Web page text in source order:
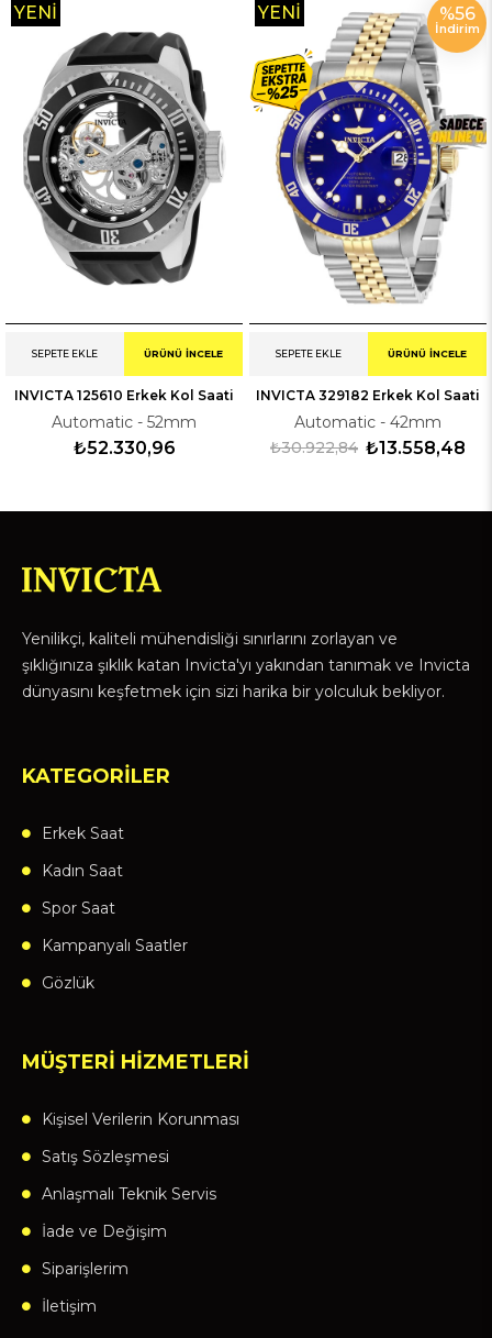
INVICTA 125610 Erkek Kol Saati
Automatic - 52mm
₺52.330,96
SEPETE EKLE ÜRÜNÜ İNCELE
YENI
INVICTA 329182 Erkek Kol Saati
Automatic - 42mm
₺13.558,48
₺30.922,84
SEPETE EKLE ÜRÜNÜ İNCELE
%56
İndirim
YENI
Yenilikçi, kaliteli mühendisliği sınırlarını zorlayan ve
şıklığınıza şıklık katan Invicta'yı yakından tanımak ve Invicta
dünyasını keşfetmek için sizi harika bir yolculuk bekliyor.
KATEGORİLER
Erkek Saat
Kadın Saat
Spor Saat
Kampanyalı Saatler
Gözlük
MÜŞTERİ HİZMETLERİ
Kişisel Verilerin Korunması
Satış Sözleşmesi
Anlaşmalı Teknik Servis
İade ve Değişim
Siparişlerim
İletişim